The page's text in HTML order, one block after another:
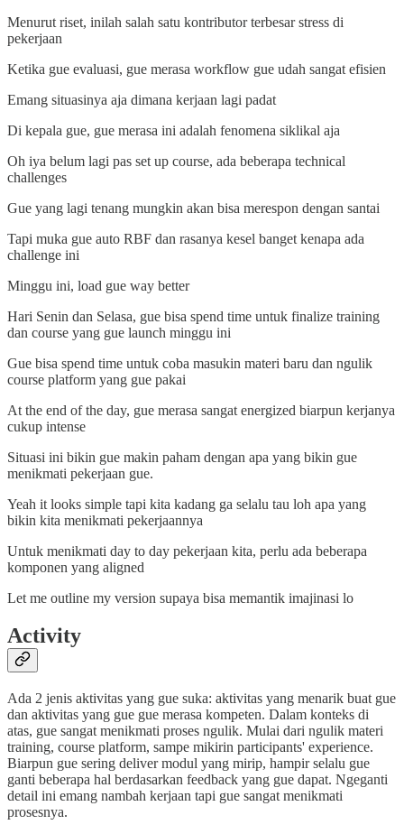
Menurut riset, inilah salah satu kontributor terbesar stress di
pekerjaan
Ketika gue evaluasi, gue merasa workflow gue udah sangat efisien
Emang situasinya aja dimana kerjaan lagi padat
Di kepala gue, gue merasa ini adalah fenomena siklikal aja
Oh iya belum lagi pas set up course, ada beberapa technical
challenges
Gue yang lagi tenang mungkin akan bisa merespon dengan santai
Tapi muka gue auto RBF dan rasanya kesel banget kenapa ada
challenge ini
Minggu ini, load gue way better
Hari Senin dan Selasa, gue bisa spend time untuk finalize training
dan course yang gue launch minggu ini
Gue bisa spend time untuk coba masukin materi baru dan ngulik
course platform yang gue pakai
At the end of the day, gue merasa sangat energized biarpun kerjanya
cukup intense
Situasi ini bikin gue makin paham dengan apa yang bikin gue
menikmati pekerjaan gue.
Yeah it looks simple tapi kita kadang ga selalu tau loh apa yang
bikin kita menikmati pekerjaannya
Untuk menikmati day to day pekerjaan kita, perlu ada beberapa
komponen yang aligned
Let me outline my version supaya bisa memantik imajinasi lo
Activity
Ada 2 jenis aktivitas yang gue suka: aktivitas yang menarik buat gue
dan aktivitas yang gue gue merasa kompeten. Dalam konteks di
atas, gue sangat menikmati proses ngulik. Mulai dari ngulik materi
training, course platform, sampe mikirin participants' experience.
Biarpun gue sering deliver modul yang mirip, hampir selalu gue
ganti beberapa hal berdasarkan feedback yang gue dapat. Ngeganti
detail ini emang nambah kerjaan tapi gue sangat menikmati
prosesnya.